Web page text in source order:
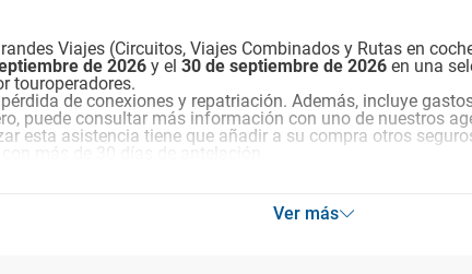
Viajes (Circuitos, Viajes Combinados y Rutas en
de 2026 y el 30 de septiembre de 2026 en una
touroperadores.
de conexiones y repatriación. Además, incluye
puede consultar más información con uno de nuestros
esta asistencia tiene que añadir a su compra otros
más de 30 días de antelación.
Ver más